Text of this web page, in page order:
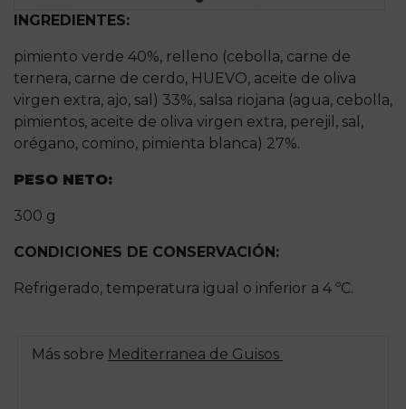
INGREDIENTES:
pimiento verde 40%, relleno (cebolla, carne de
ternera, carne de cerdo, HUEVO, aceite de oliva
virgen extra, ajo, sal) 33%, salsa riojana (agua, cebolla,
pimientos, aceite de oliva virgen extra, perejil, sal,
orégano, comino, pimienta blanca) 27%.
PESO NETO:
300 g
CONDICIONES DE CONSERVACIÓN:
Refrigerado, temperatura igual o inferior a 4 ºC.
Más sobre Mediterranea de Guisos